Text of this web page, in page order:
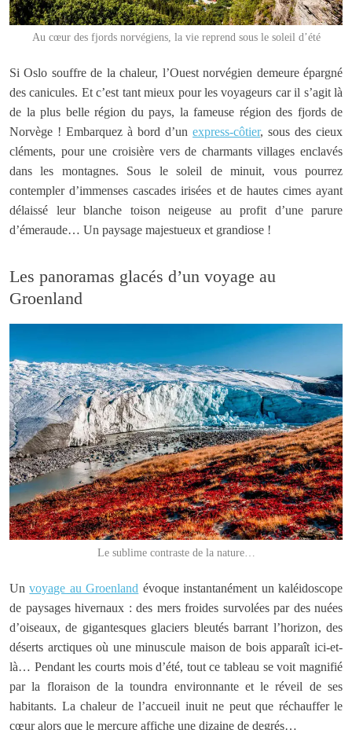
Au cœur des fjords norvégiens, la vie reprend sous le soleil d’été
Si Oslo souffre de la chaleur, l’Ouest norvégien demeure épargné
des canicules. Et c’est tant mieux pour les voyageurs car il s’agit là
de la plus belle région du pays, la fameuse région des fjords de
Norvège ! Embarquez à bord d’un express-côtier, sous des cieux
cléments, pour une croisière vers de charmants villages enclavés
dans les montagnes. Sous le soleil de minuit, vous pourrez
contempler d’immenses cascades irisées et de hautes cimes ayant
délaissé leur blanche toison neigeuse au profit d’une parure
d’émeraude… Un paysage majestueux et grandiose !
Les panoramas glacés d’un voyage au
Groenland
Le sublime contraste de la nature…
Unvoyage au Groenland évoque instantanément un kaléidoscope
de paysages hivernaux : des mers froides survolées par des nuées
d’oiseaux, de gigantesques glaciers bleutés barrant l’horizon, des
déserts arctiques où une minuscule maison de bois apparaît ici-et-
là… Pendant les courts mois d’été, tout ce tableau se voit magnifié
par la floraison de la toundra environnante et le réveil de ses
habitants. La chaleur de l’accueil inuit ne peut que réchauffer le
cœur alors que le mercure affiche une dizaine de degrés…